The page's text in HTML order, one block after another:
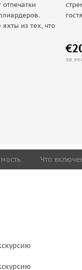
из тех, что
за
Что